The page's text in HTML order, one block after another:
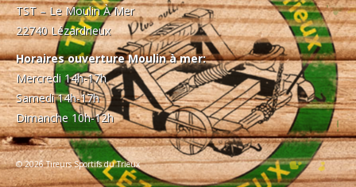
TST – Le Moulin À Mer
22740 Lézardrieux
Horaires ouverture Moulin à mer:
Mercredi 14h-17h
Samedi 14h-17h
Dimanche 10h-12h
© 2026 Tireurs Sportifs du Trieux